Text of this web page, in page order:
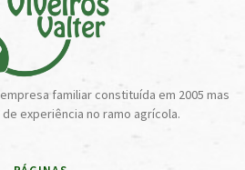
familiar constituída em 2005 mas
experiência no ramo agrícola.